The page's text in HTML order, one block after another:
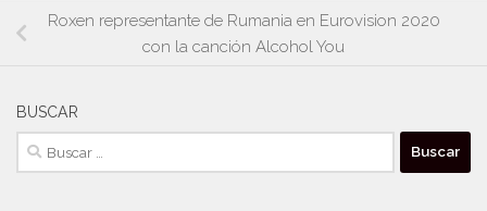
Roxen representante de Rumania en Eurovision 2020
con la canción Alcohol You
BUSCAR
Buscar: